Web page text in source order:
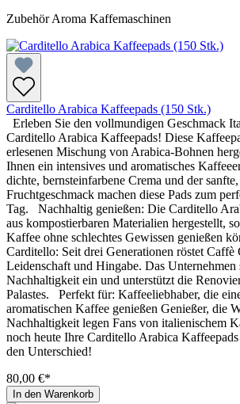
Zubehör Aroma Kaffemaschinen
Carditello Arabica Kaffeepads (150 Stk.)
Erleben Sie den vollmundigen Geschmack
Carditello Arabica Kaffeepads! Diese
erlesenen Mischung von Arabica-Bohnen
Ihnen ein intensives und aromatisches
dichte, bernsteinfarbene Crema und der
Fruchtgeschmack machen diese Pads zum
Tag. Nachhaltig genießen: Die Carditello
aus kompostierbaren Materialien hergestellt,
Kaffee ohne schlechtes Gewissen genießen
Carditello: Seit drei Generationen röstet
Leidenschaft und Hingabe. Das Unternehmen
Nachhaltigkeit ein und unterstützt die
Palastes. Perfekt für: Kaffeeliebhaber, die
aromatischen Kaffee genießen Genießer, die
Nachhaltigkeit legen Fans von italienischem
noch heute Ihre Carditello Arabica
den Unterschied!
80,00 €*
In den Warenkorb